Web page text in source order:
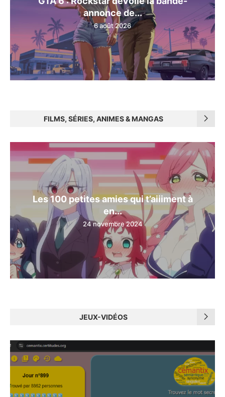
annonce de...
6 août 2026
FILMS, SÉRIES, ANIMES & MANGAS
Les 100 petites amies qui t’aiiiment à
en...
24 novembre 2024
JEUX-VIDÉOS